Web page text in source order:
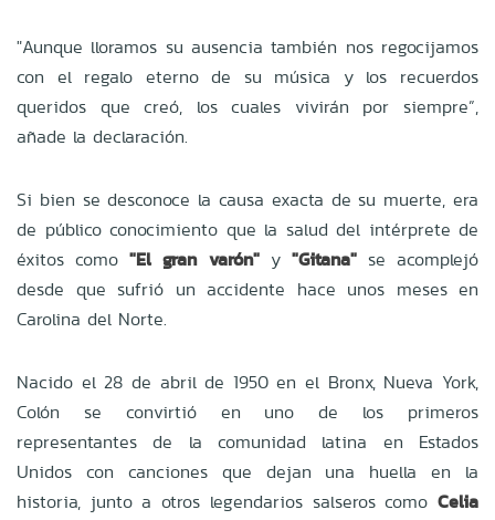
"Aunque lloramos su ausencia también nos regocijamos
con el regalo eterno de su música y los recuerdos
queridos que creó, los cuales vivirán por siempre”,
añade la declaración.
Si bien se desconoce la causa exacta de su muerte, era
de público conocimiento que la salud del intérprete de
éxitos como"El gran varón"y "Gitana"se acomplejó
desde que sufrió un accidente hace unos meses en
Carolina del Norte.
Nacido el 28 de abril de 1950 en el Bronx, Nueva York,
Colón se convirtió en uno de los primeros
representantes de la comunidad latina en Estados
Unidos con canciones que dejan una huella en la
historia, junto a otros legendarios salseros como Celia